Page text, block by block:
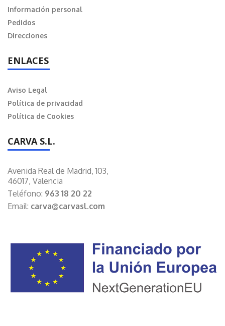
Información personal
Pedidos
Direcciones
ENLACES
Aviso Legal
Política de privacidad
Política de Cookies
CARVA S.L.
Avenida Real de Madrid, 103,
46017, Valencia
Teléfono: 963 18 20 22
Email: carva@carvasl.com